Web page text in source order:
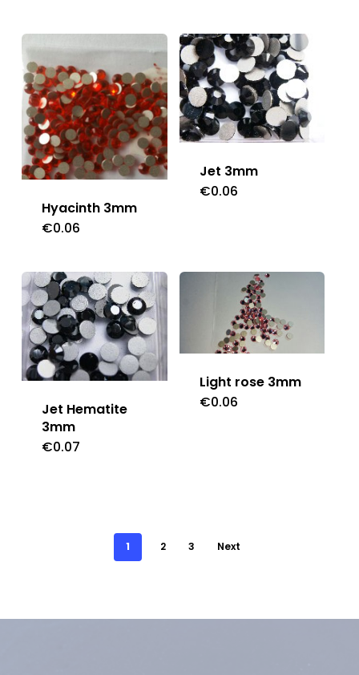
Hyacinth 3mm
€0.06
Jet 3mm
€0.06
Jet Hematite
3mm
€0.07
Light rose 3mm
€0.06
1 2 3 Next